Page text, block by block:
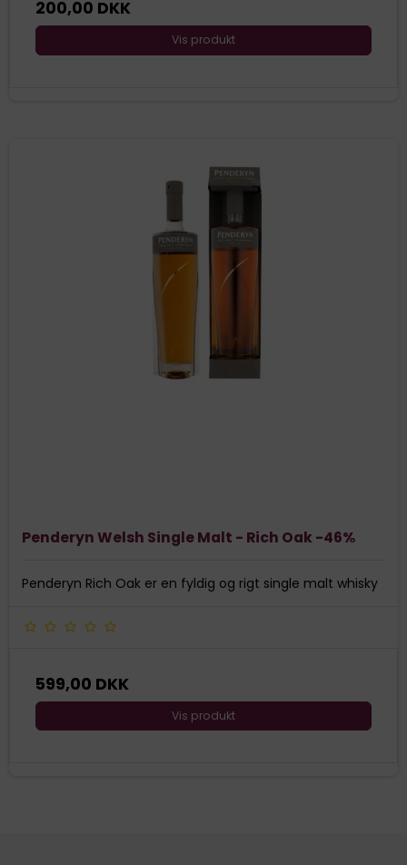
200,00 DKK
Vis produkt
Penderyn Welsh Single Malt - Rich Oak -46%
Penderyn Rich Oak er en fyldig og rigt single malt whisky
599,00 DKK
Vis produkt